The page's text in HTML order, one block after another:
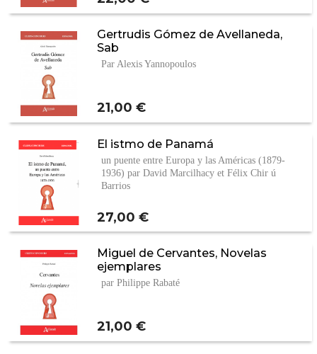
Gertrudis Gómez de Avellaneda,
Sab
Par Alexis Yannopoulos
Prix
21,00 €
El istmo de Panamá
un puente entre Europa y las Américas (1879-
1936) par David Marcilhacy et Félix Chir ú
Barrios
Prix
27,00 €
Miguel de Cervantes, Novelas
ejemplares
par Philippe Rabaté
Prix
21,00 €